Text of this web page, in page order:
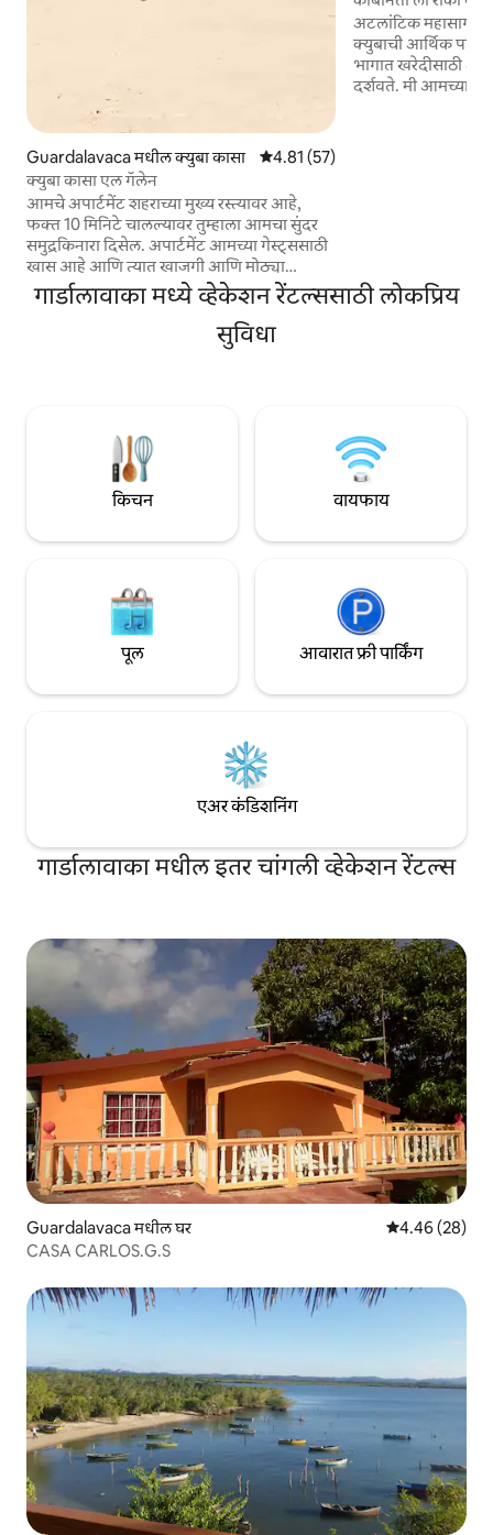
Guardalavaca मधील क्युबा कासा 5 पैकी 4.81 सरासरी रेटिंग, 57 रिव्ह्यूज
4.81 (57)
क्युबा कासा एल गॅलेन
आमचे अपार्टमेंट शहराच्या मुख्य रस्त्यावर आहे,
फक्त 10 मिनिटे चालल्यावर तुम्हाला आमचा सुंदर
समुद्रकिनारा दिसेल. अपार्टमेंट आमच्या गेस्ट्ससाठी
खास आहे आणि त्यात खाजगी आणि मोठ्या
बाथरूमसह एक अतिशय आरामदायक रूम आहे
ज्यात किचन , राहण्याची जागा आणि बाल्कनी
कुटुंबासाठी परिपूर्ण आहे. आमचे मागचे अंगण ही
वायफाय उपलब्ध आहे (कर लागू होऊ शकतो).
अटलांटिक
क्युबाची आर्थिक
भागात खरेदीसाठी
दर्शवते. मी आमच्या
गार्डालावाका मध्ये व्हेकेशन रेंटल्ससाठी लोकप्रिय
सुविधा
किचन वायफाय
पूल आवारात फ्री पार्किंग
एअर कंडिशनिंग
गार्डालावाका मधील इतर चांगली व्हेकेशन रेंटल्स
Guardalavaca मधील घर 5 पैकी 4.46
4.46 (28)
CASA CARLOS.G.S